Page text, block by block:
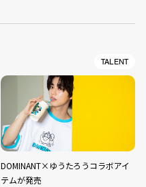
TALENT
DOMINANT×ゆうたろうコラボアイ
テムが発売